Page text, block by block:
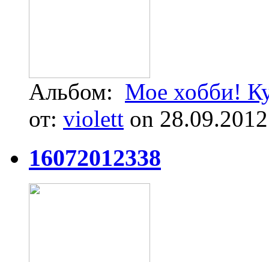
Альбом: Мое хобби!
от: violett on 28.09.2012
16072012338